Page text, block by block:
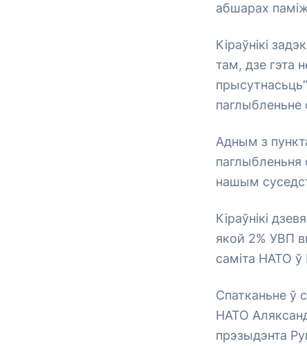
абшарах
Кіраўнікі
там, дзе гэта
паглыбленьне
Адным з
паглыбленьня
нашым
Кіраўнікі
якой 2% УВП
саміта НАТО ў
Спатканьне ў
НАТО
прэзыдэнта